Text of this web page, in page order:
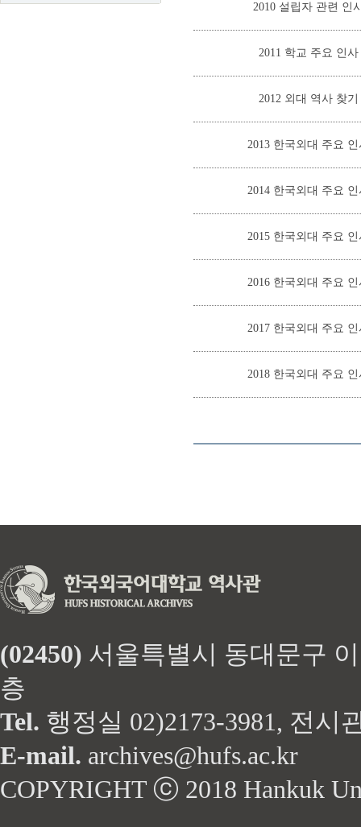
2010 설립자 관련 인
2011 학교 주요 인
2012 외대 역사 찾
2013 한국외대 주요
2014 한국외대 주요
2015 한국외대 주요
2016 한국외대 주요
2017 한국외대 주요
2018 한국외대 주요
(02450) 서울특별시 동대문구
층
Tel. 행정실 02)2173-3981, 전시
E-mail. archives@hufs.ac.kr
COPYRIGHT ⓒ 2018 Hankuk